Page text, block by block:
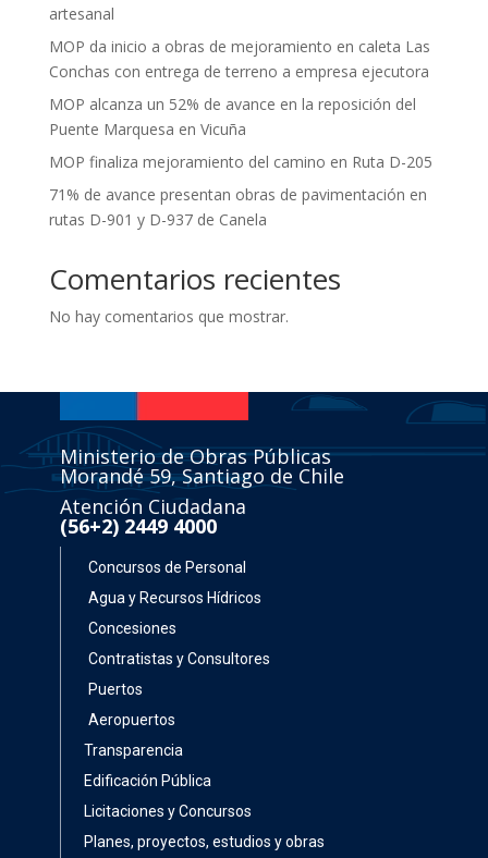
artesanal
MOP da inicio a obras de mejoramiento en caleta Las
Conchas con entrega de terreno a empresa ejecutora
MOP alcanza un 52% de avance en la reposición del
Puente Marquesa en Vicuña
MOP finaliza mejoramiento del camino en Ruta D-205
71% de avance presentan obras de pavimentación en
rutas D-901 y D-937 de Canela
Comentarios recientes
No hay comentarios que mostrar.
Ministerio de Obras Públicas
Morandé 59, Santiago de Chile
Atención Ciudadana
(56+2) 2449 4000
Concursos de Personal
Agua y Recursos Hídricos
Concesiones
Contratistas y Consultores
Puertos
Aeropuertos
Transparencia
Edificación Pública
Licitaciones y Concursos
Planes, proyectos, estudios y obras